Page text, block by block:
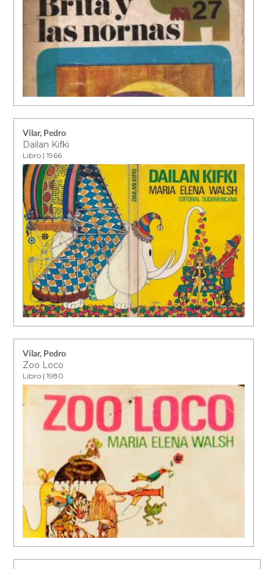
Vilar, Pedro
Dailan Kifki
Libro | 1966
Vilar, Pedro
Zoo Loco
Libro | 1980